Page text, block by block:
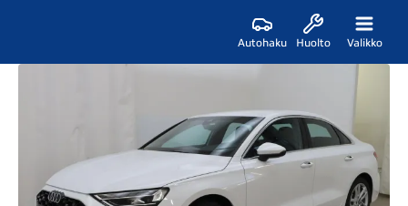
Autohaku Huolto Valikko